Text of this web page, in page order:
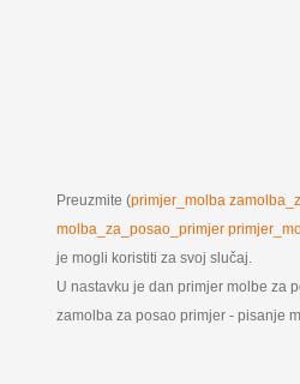
Preuzmite (primjer_molba
molba_za_posao_primjer
je mogli koristiti za svoj slučaj.
U nastavku je dan primjer molbe za
zamolba za posao primjer - pisanje